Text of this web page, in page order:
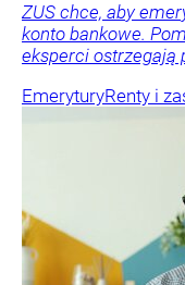
ZUS chce, aby
konto bankowe.
eksperci ostrzegają
EmeryturyRenty i